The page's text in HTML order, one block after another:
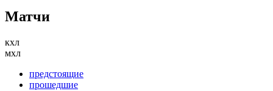
Матчи
кхл
мхл
предстоящие
прошедшие